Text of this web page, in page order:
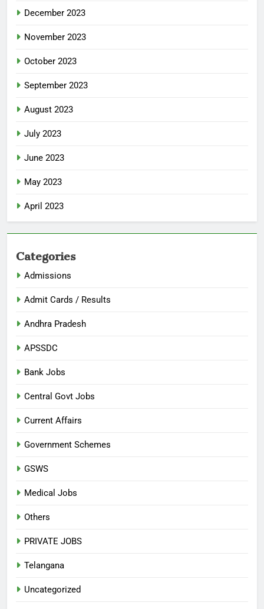
December 2023
November 2023
October 2023
September 2023
August 2023
July 2023
June 2023
May 2023
April 2023
Categories
Admissions
Admit Cards / Results
Andhra Pradesh
APSSDC
Bank Jobs
Central Govt Jobs
Current Affairs
Government Schemes
GSWS
Medical Jobs
Others
PRIVATE JOBS
Telangana
Uncategorized